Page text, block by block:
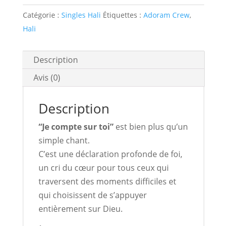
toi
–
MP3
Adoram
Crew
Catégorie : Singles Hali Étiquettes : Adoram Crew,
Hali
Description
Avis (0)
Description
“Je compte sur toi”est bien plus qu’un
simple chant.
C’est une déclaration profonde de foi,
un cri du cœur pour tous ceux qui
traversent des moments difficiles et
qui choisissent de s’appuyer
entièrement sur Dieu.